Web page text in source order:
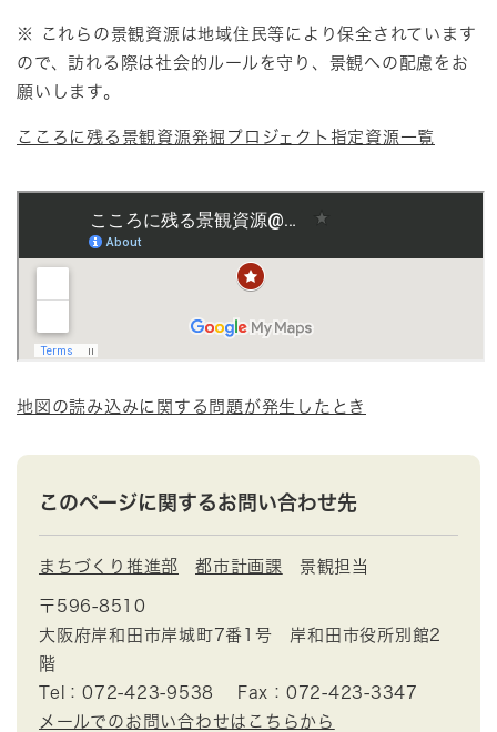
※ これらの景観資源は地域住民等により保全されています
ので、訪れる際は社会的ルールを守り、景観への配慮をお
願いします。
こころに残る景観資源発掘プロジェクト指定資源一覧
地図の読み込みに関する問題が発生したとき
このページに関するお問い合わせ先
まちづくり推進部 都市計画課 景観担当
〒596-8510
大阪府岸和田市岸城町7番1号 岸和田市役所別館2
階
Tel：072-423-9538
Fax：072-423-3347
メールでのお問い合わせはこちらから